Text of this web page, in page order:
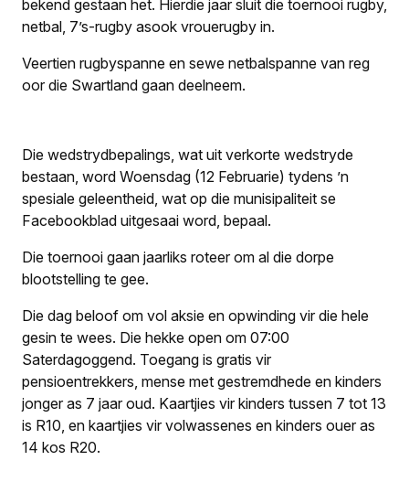
bekend gestaan het. Hierdie jaar sluit die toernooi rugby,
netbal, 7’s-rugby asook vrouerugby in.
Veertien rugbyspanne en sewe netbalspanne van reg
oor die Swartland gaan deelneem.
Die wedstrydbepalings, wat uit verkorte wedstryde
bestaan, word Woensdag (12 Februarie) tydens ’n
spesiale geleentheid, wat op die munisipaliteit se
Facebookblad uitgesaai word, bepaal.
Die toernooi gaan jaarliks roteer om al die dorpe
blootstelling te gee.
Die dag beloof om vol aksie en opwinding vir die hele
gesin te wees. Die hekke open om 07:00
Saterdagoggend. Toegang is gratis vir
pensioentrekkers, mense met gestremdhede en kinders
jonger as 7 jaar oud. Kaartjies vir kinders tussen 7 tot 13
is R10, en kaartjies vir volwassenes en kinders ouer as
14 kos R20.